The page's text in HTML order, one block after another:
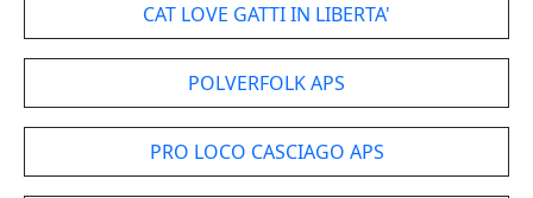
CAT LOVE GATTI IN LIBERTA'
POLVERFOLK APS
PRO LOCO CASCIAGO APS